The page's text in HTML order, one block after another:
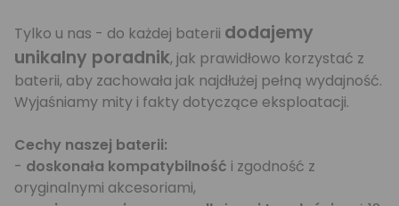
Tylko u nas - do każdej baterii dodajemy
unikalny poradnik, jak prawidłowo korzystać z
baterii, aby zachowała jak najdłużej pełną wydajność.
Wyjaśniamy mity i fakty dotyczące eksploatacji.
Cechy naszej baterii:
- doskonała kompatybilność i zgodność z
oryginalnymi akcesoriami,